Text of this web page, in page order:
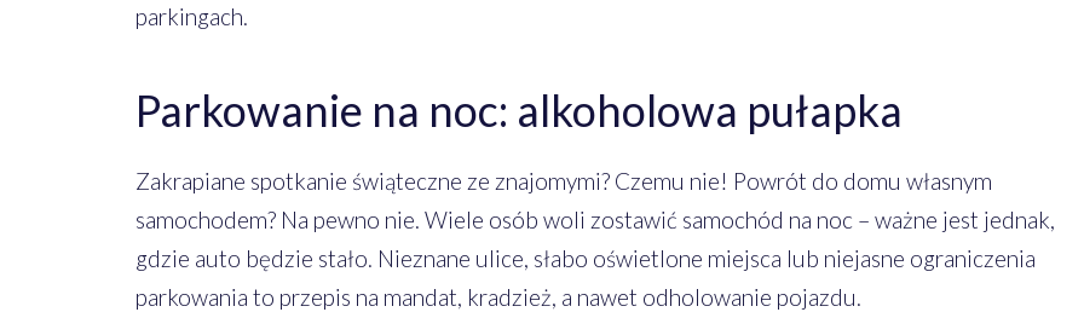
parkingach.
Parkowanie na noc: alkoholowa pułapka
Zakrapiane spotkanie świąteczne ze znajomymi? Czemu nie! Powrót do domu własnym
samochodem? Na pewno nie. Wiele osób woli zostawić samochód na noc – ważne jest jednak,
gdzie auto będzie stało. Nieznane ulice, słabo oświetlone miejsca lub niejasne ograniczenia
parkowania to przepis na mandat, kradzież, a nawet odholowanie pojazdu.